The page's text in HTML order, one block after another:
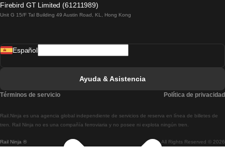
Tren De Lisboa A Madrid
Tren De Lisboa A Braga
Tren De Braga A Lisboa
Firebird GT Limited (61211989)
Unit G 15/F Tal Building 49 Austin Road, KL, Hong Kong
Rail Ninja ® All Rights Reserved © 2026
Rail.Ninja es una agencia global independiente de servicios de reserva en línea de billetes de
tren. Rail Ninja no es una compañía ferroviaria y no posee ni explota ningún tren.
Español
Ayuda & Asistencia
Términos de servicio Política de privacidad